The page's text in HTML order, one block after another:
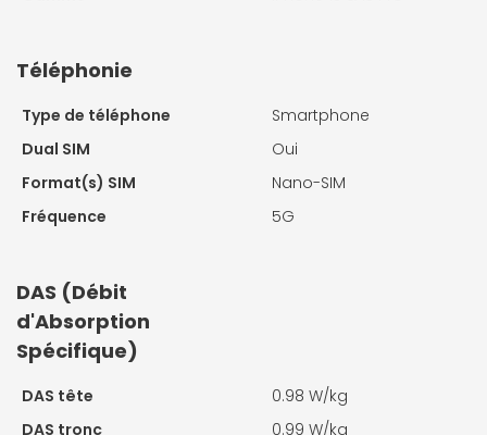
Téléphonie
Type de téléphone
Smartphone
Dual SIM
Oui
Format(s) SIM
Nano-SIM
Fréquence
5G
DAS (Débit
d'Absorption
Spécifique)
DAS tête
0.98 W/kg
DAS tronc
0.99 W/kg